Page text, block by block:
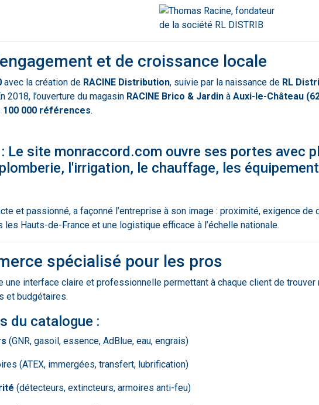
et de croissance locale
avec la création de RACINE Distribution, suivie par la naissance de RL
2018, l’ouverture du magasin RACINE Brico & Jardin à Auxi-le-Château
100 000 références.
Le site monraccord.com ouvre ses portes avec
l'irrigation, le chauffage, les
et passionné, a façonné l’entreprise à son image : proximité, exigence
Hauts-de-France et une logistique efficace à l’échelle nationale.
spécialisé pour les pros
une interface claire et professionnelle permettant à chaque client de trouver
et budgétaires.
du catalogue :
(GNR, gasoil, essence, AdBlue, eau, engrais)
(ATEX, immergées, transfert, lubrification)
(détecteurs, extincteurs, armoires anti-feu)